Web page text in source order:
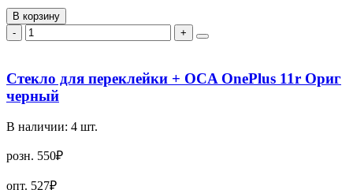
В корзину
-
+
Стекло для переклейки + OCA OnePlus 11r Ориг
черный
В наличии: 4 шт.
розн. 550₽
опт. 527₽